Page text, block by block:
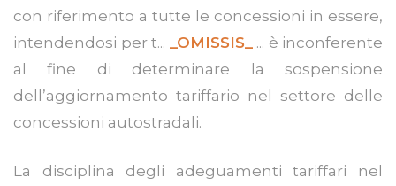
con riferimento a tutte le concessioni in essere,
intendendosi per t...
_OMISSIS_
... è inconferente
al fine di determinare la sospensione
dell’aggiornamento tariffario nel settore delle
concessioni autostradali.
La disciplina degli adeguamenti tariffari nel